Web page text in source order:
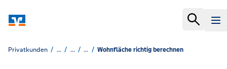
Privatkunden ... ... ... Wohnfläche richtig berechnen